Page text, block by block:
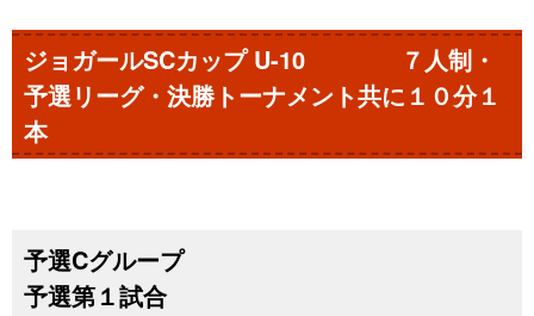
ジョガールSCカップ U-10 ７人制・
予選リーグ・決勝トーナメント共に１０分１
本
予選Cグループ
予選第１試合